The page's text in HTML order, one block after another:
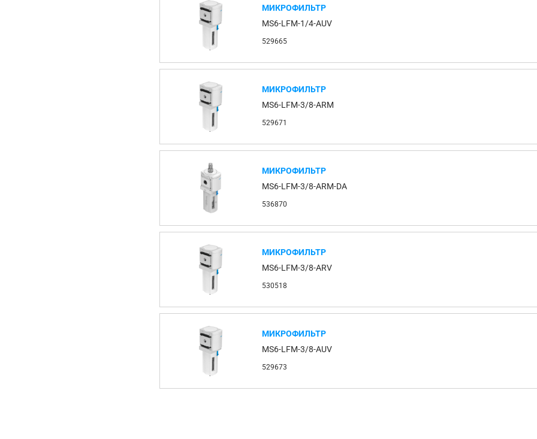
МИКРОФИЛЬТР
MS6-LFM-1/4-AUV
529665
МИКРОФИЛЬТР
MS6-LFM-3/8-ARM
529671
МИКРОФИЛЬТР
MS6-LFM-3/8-ARM-DA
536870
МИКРОФИЛЬТР
MS6-LFM-3/8-ARV
530518
МИКРОФИЛЬТР
MS6-LFM-3/8-AUV
529673